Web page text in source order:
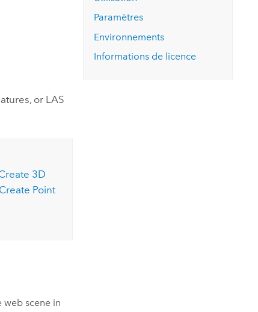
essai gratuit.
Explorer ce cours
Lire le récit
or LAS
3D
Create Point
scene in
Paramètres
Environnements
Informations de licence